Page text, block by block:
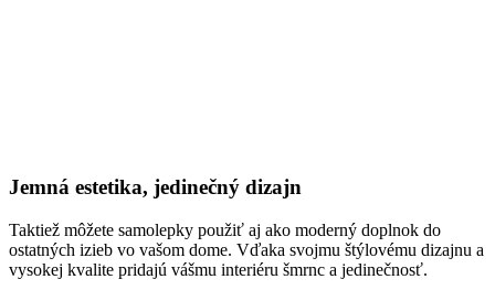
Jemná estetika, jedinečný dizajn
Taktiež môžete samolepky použiť aj ako moderný doplnok do
ostatných izieb vo vašom dome. Vďaka svojmu štýlovému dizajnu a
vysokej kvalite pridajú vášmu interiéru šmrnc a jedinečnosť.